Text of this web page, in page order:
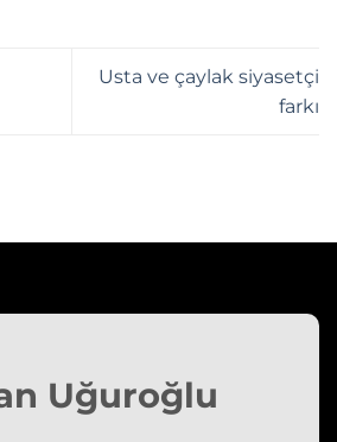
Usta ve çaylak siyasetçi
farkı
Uğuroğlu